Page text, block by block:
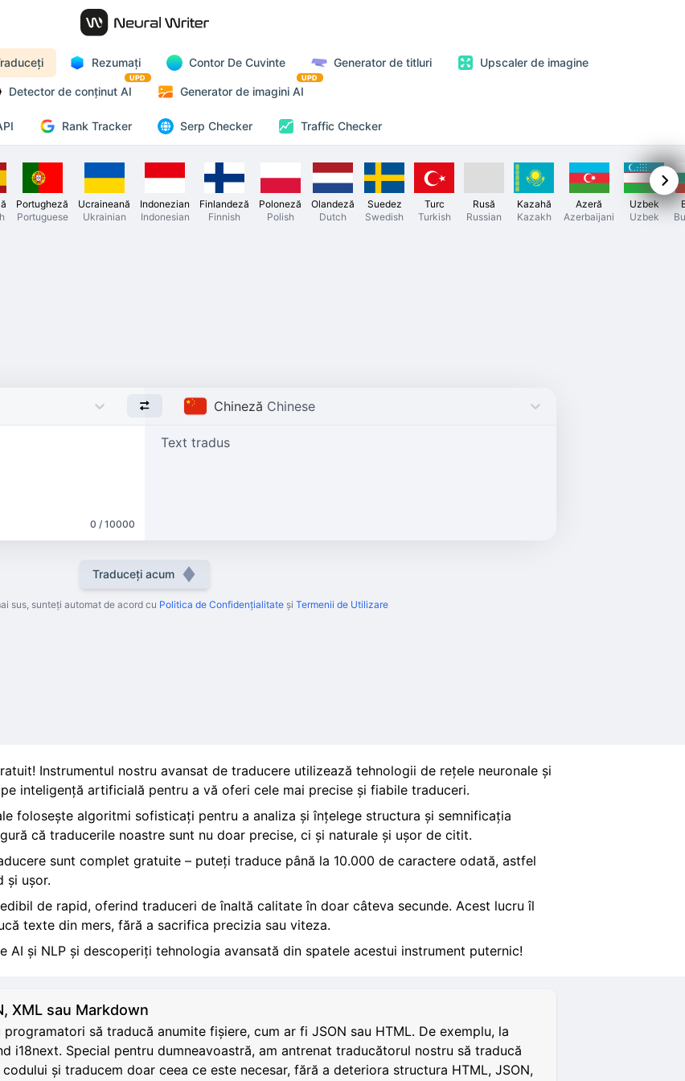
Rezumați Contor De Cuvinte Generator de titluri Upscaler de imagine
Detector de conținut AI
UPD
Generator de imagini AI
UPD
Rank Tracker Serp Checker Traffic Checker
Portugheză
Portuguese
Ucraineană
Ukrainian
Indonezian
Indonesian
Finlandeză
Finnish
Poloneză
Polish
Olandeză
Dutch
Suedez
Swedish
Turc
Turkish
Rusă
Russian
Kazahă
Kazakh
Azeră
Azerbaijani
Uzbek
Uzbek
Chineză Chinese
0 / 10000
Text tradus
Traduceți acum
sus, sunteți automat de acord cu Politica de Confidențialitate și Termenii de Utilizare
Instrumentul nostru avansat de traducere utilizează tehnologii de rețele neuronale și
inteligență artificială pentru a vă oferi cele mai precise și fiabile traduceri.
folosește algoritmi sofisticați pentru a analiza și înțelege structura și semnificația
că traducerile noastre sunt nu doar precise, ci și naturale și ușor de citit.
sunt complet gratuite – puteți traduce până la 10.000 de caractere odată, astfel
și ușor.
de rapid, oferind traduceri de înaltă calitate în doar câteva secunde. Acest lucru îl
texte din mers, fără a sacrifica precizia sau viteza.
AI și NLP și descoperiți tehnologia avansată din spatele acestui instrument puternic!
XML sau Markdown
să traducă anumite fișiere, cum ar fi JSON sau HTML. De exemplu, la
i18next. Special pentru dumneavoastră, am antrenat traducătorul nostru să traducă
și traducem doar ceea ce este necesar, fără a deteriora structura HTML, JSON,